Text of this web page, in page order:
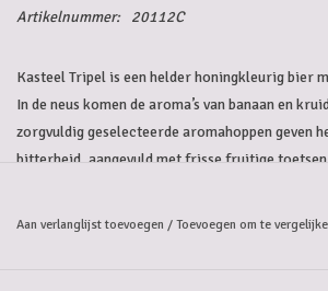
Artikelnummer: 20112C
Kasteel Tripel is een helder honingkleurig bier
In de neus komen de aroma’s van banaan en
zorgvuldig geselecteerde aromahoppen geven
bitterheid, aangevuld met frisse fruitige
naar boven komt, maakt het smaakprofiel
Aan verlanglijst toevoegen / Toevoegen om te